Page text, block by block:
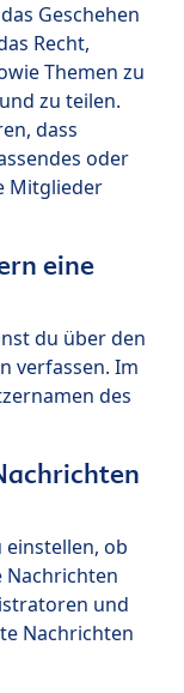
Geschehen
Recht,
Themen zu
zu teilen.
dass
oder
Mitglieder
eine
du über den
verfassen. Im
des
einstellen, ob
und
Nachrichten